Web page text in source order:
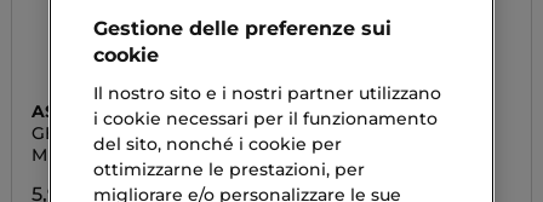
ASTRA MAKE-UP
GEISHA BROWS
Micro Precision Pencil
5,90 €
MESAUDA
SKETCH BROWS
Matita per Sopracciglia
14,32 €
Gestione delle preferenze sui
cookie
Il nostro sito e i nostri partner utilizzano
i cookie necessari per il funzionamento
del sito, nonché i cookie per
ottimizzarne le prestazioni, per
migliorare e/o personalizzare le sue